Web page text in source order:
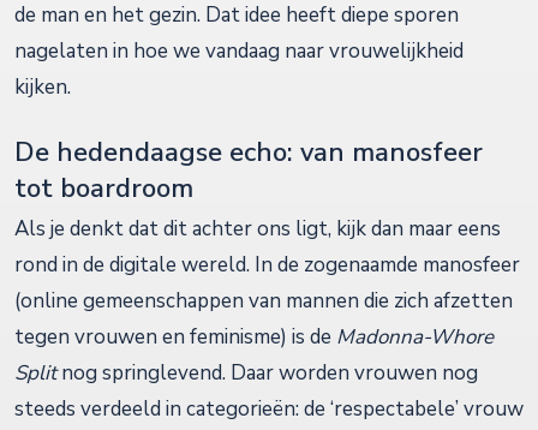
de man en het gezin. Dat idee heeft diepe sporen
nagelaten in hoe we vandaag naar vrouwelijkheid
kijken.
De hedendaagse echo: van manosfeer
tot boardroom
Als je denkt dat dit achter ons ligt, kijk dan maar eens
rond in de digitale wereld. In de zogenaamde manosfeer
(online gemeenschappen van mannen die zich afzetten
tegen vrouwen en feminisme) is de Madonna-Whore
Splitnog springlevend. Daar worden vrouwen nog
steeds verdeeld in categorieën: de ‘respectabele’ vrouw